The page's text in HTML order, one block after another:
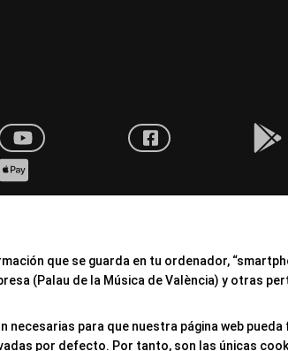
que se guarda en tu ordenador,
(Palau de la Música de València) y otras
para que nuestra página web pueda
por defecto. Por tanto, son las únicas